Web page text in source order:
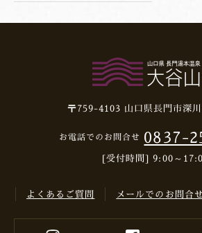
〒759-4103 山口県長門市深
お電話でのお問合せ 0837-
[受付時間] 9:00～
よくあるご質問 メールでのお問合せ